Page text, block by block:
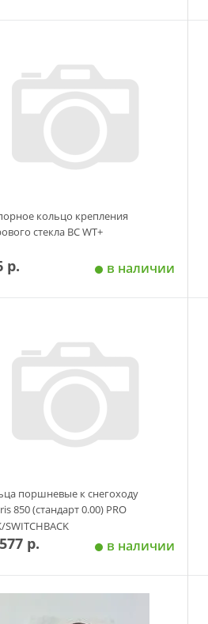
кольцо крепления
стекла BC WT+
р. в наличии
поршневые к снегоходу
850 (стандарт 0.00) PRO
SWITCHBACK
р. в наличии